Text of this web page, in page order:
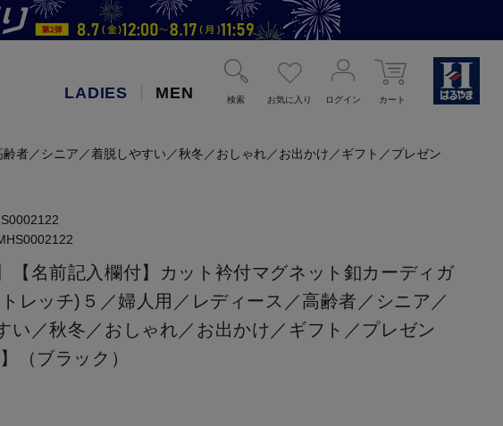
LADIES MEN 検索 お気に入り ログイン カート
者／シニア／着脱しやすい／秋冬／おしゃれ／お出かけ／ギフト／プレゼン
【名前記入欄付】カット衿付マグネット釦カーディガ
レッチ)５／婦人用／レディース／高齢者／シニア／
い／秋冬／おしゃれ／お出かけ／ギフト／プレゼン
（ブラック）